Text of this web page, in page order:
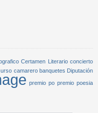
Certamen Literario concierto
camarero banquetes Diputación
premio po premio poesia